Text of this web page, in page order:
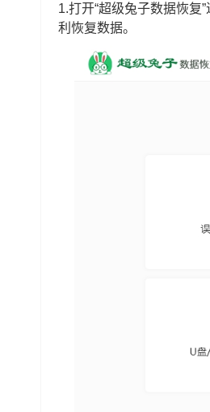
1.打开“超级兔子数据恢复
利恢复数据。